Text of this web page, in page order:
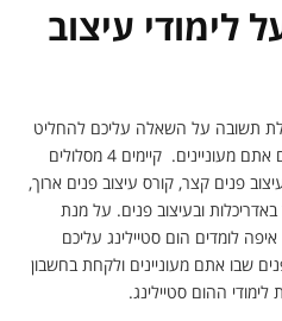
לימודי עיצוב
תשובה על השאלה עליכם להחליט
קודם כל באיזה מסלול של עיצוב פנים אתם מעוניינים. קיימים 4 מסלולים
פנים קצר, קורס עיצוב פנים ארוך,
באדריכלות ובעיצוב פנים. על מנת
לומדים הום סטיילינג עליכם
שבו אתם מעוניינים ולקחת בחשבון
ההום סטיילינג.